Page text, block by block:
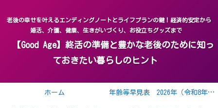
老後の幸せを叶えるエンディングノートとライフプランの鍵！経済的安定から
婚活、介護、健康、生きがいづくり、お役立ちグッズまで
【Good Age】終活の準備と豊かな老後のために知っ
ておきたい暮らしのヒント
ホーム 年齢等早見表 2026年（令和8年） 2027年（令和9年）